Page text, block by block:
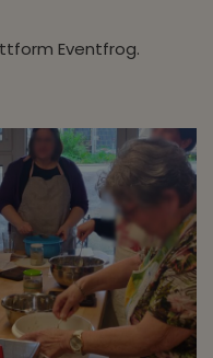
Eventfrog.